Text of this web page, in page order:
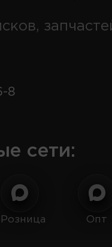
8
сети:
Розница Опт